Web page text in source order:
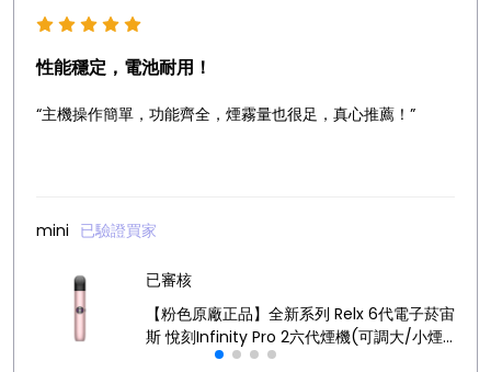
性能穩定，電池耐用！
“主機操作簡單，功能齊全，煙霧量也很足，真心推薦！”
mini 已驗證買家
已審核
【粉色原廠正品】全新系列 Relx 6代電子菸宙
斯 悅刻Infinity Pro 2六代煙機(可調大/小煙
量) 支持Relx 4/5代煙彈通用 (下訂秒發貨)